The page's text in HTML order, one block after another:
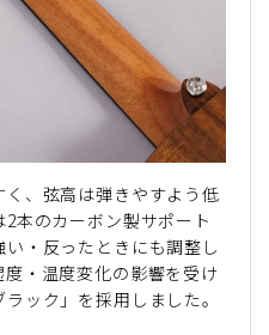
、弦高は弾きやすよう低
本のカーボン製サポート
・反ったときにも調整し
・温度変化の影響を受け
ック」を採用しました。